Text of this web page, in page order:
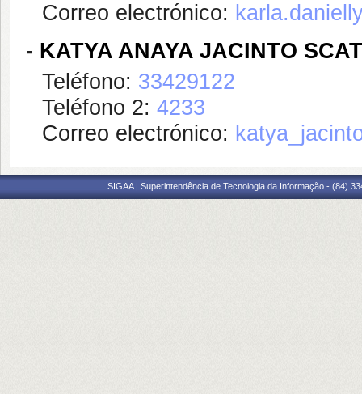
Correo electrónico:
- KATYA ANAYA JACINTO
Teléfono: 33429122
Teléfono 2: 4233
Correo electrónico:
SIGAA | Superintendência de Tecnologia da Informação - (84)